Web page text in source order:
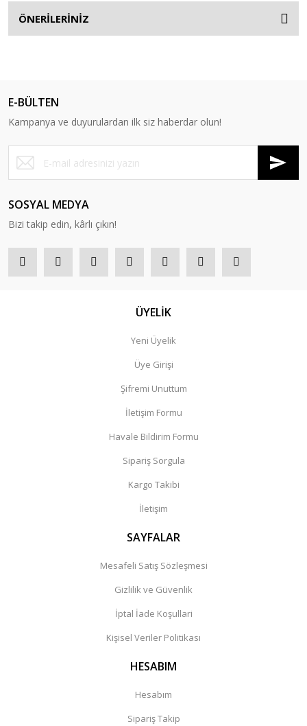
ÖNERİLERİNİZ
E-BÜLTEN
Kampanya ve duyurulardan ilk siz haberdar olun!
SOSYAL MEDYA
Bizi takip edin, kârlı çıkın!
ÜYELİK
Yeni Üyelik
Üye Girişi
Şifremi Unuttum
İletişim Formu
Havale Bildirim Formu
Sipariş Sorgula
Kargo Takibi
İletişim
SAYFALAR
Mesafeli Satış Sözleşmesi
Gizlilik ve Güvenlik
İptal İade Koşullari
Kişisel Veriler Politikası
HESABIM
Hesabım
Sipariş Takip